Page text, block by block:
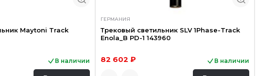
Maytoni Track
В наличии
ГЕРМАНИЯ
Трековый светильник SLV 1Phase-Track
Enola_B PD-1 143960
82 602 ₽ В наличии